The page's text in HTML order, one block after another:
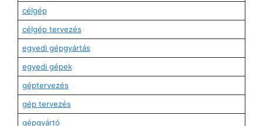
célgép
célgép tervezés
egyedi gépgyártás
egyedi gépek
géptervezés
gép tervezés
gépgyártó